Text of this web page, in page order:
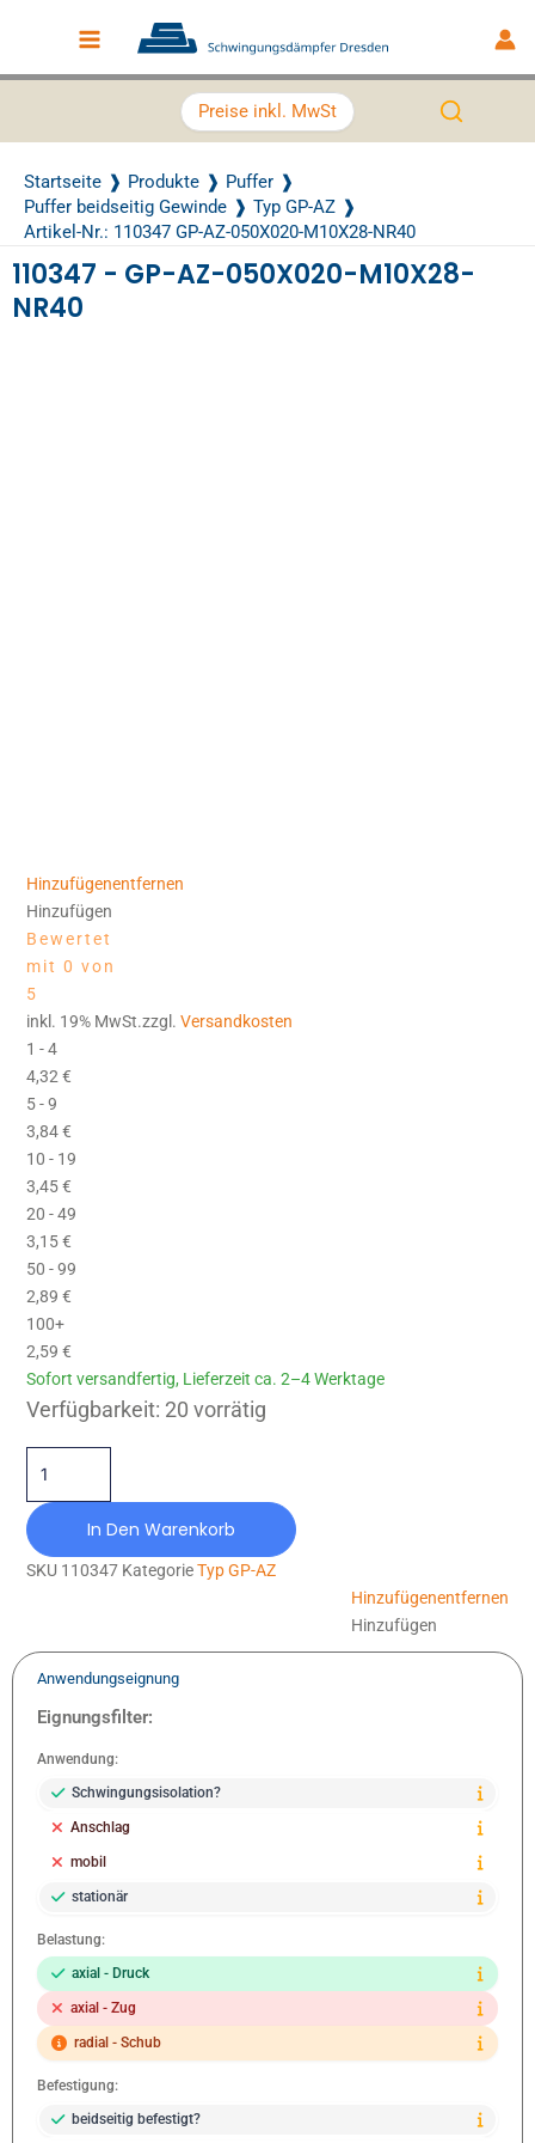
Main Menu
Preise inkl. MwSt
Startseite Produkte
Puffer
Puffer beidseitig Gewinde
Typ GP-AZ
Artikel-Nr.: 110347 GP-AZ-050X020-M10X28-NR40
110347 - GP-AZ-050X020-M10X28-
NR40
Hinzufügenentfernen
Hinzufügen
Bewertet
mit 0 von
5
Hinzufügenentfernen
Hinzufügen
inkl. 19% MwSt.zzgl.Versandkosten
1 - 4
4,32€
5 - 9
3,84€
10 - 19
3,45€
20 - 49
3,15€
50 - 99
2,89€
100+
2,59€
Sofort versandfertig, Lieferzeit ca. 2–4 Werktage
Verfügbarkeit: 20 vorrätig
GP-AZ-050X020-M10X28-NR40 Menge
In Den Warenkorb
SKU 110347 Kategorie Typ GP-AZ
Anwendungseignung
Eignungsfilter:
Anwendung:
Schwingungsisolation?
Anschlag
mobil
stationär
Belastung:
axial - Druck
axial - Zug
radial - Schub
Befestigung:
beidseitig befestigt?